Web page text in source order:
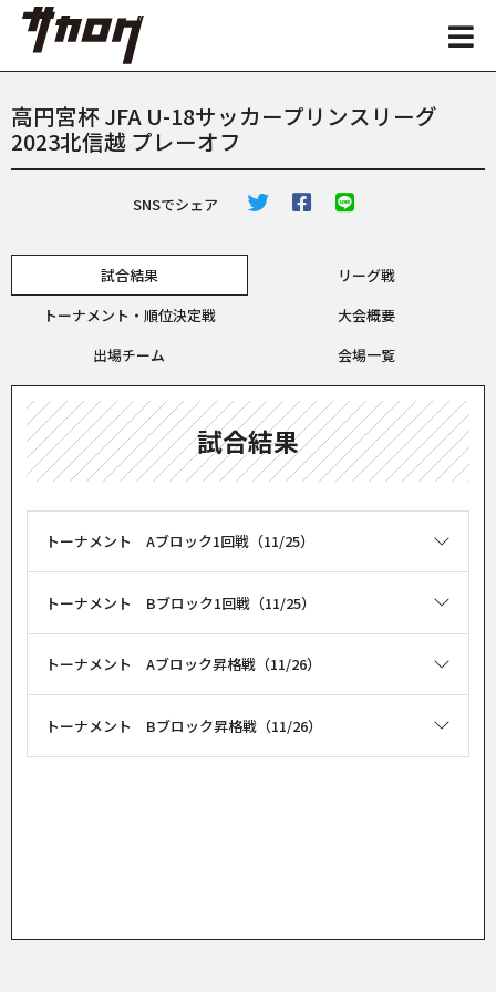
高円宮杯 JFA U-18サッカープリンスリーグ
2023北信越 プレーオフ
SNSでシェア
試合結果
リーグ戦
トーナメント・順位決定戦
大会概要
出場チーム
会場一覧
試合結果
トーナメント Aブロック1回戦（11/25）
トーナメント Bブロック1回戦（11/25）
トーナメント Aブロック昇格戦（11/26）
トーナメント Bブロック昇格戦（11/26）